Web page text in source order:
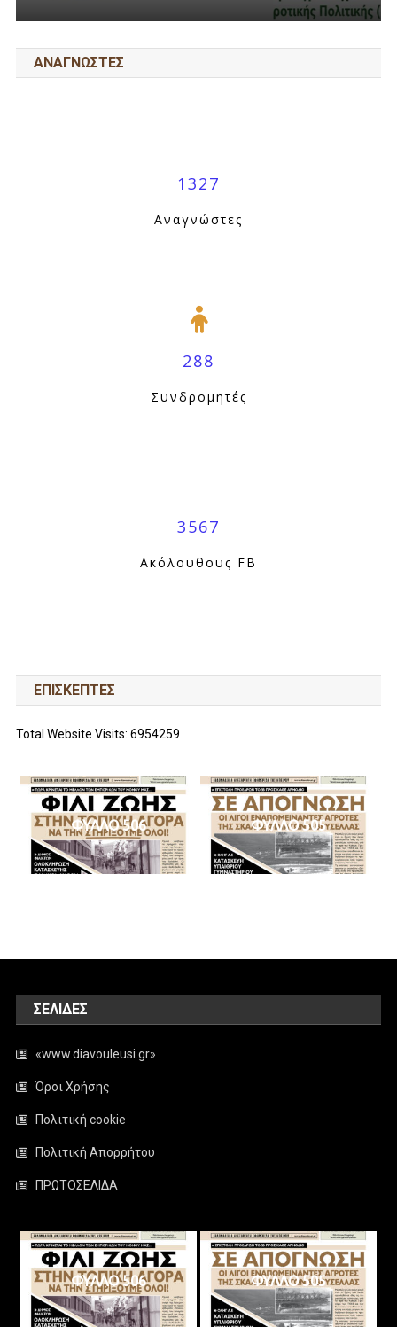
ΑΝΑΓΝΩΣΤΕΣ
1327
Αναγνώστες
288
Συνδρομητές
3567
Ακόλουθους FB
ΕΠΙΣΚΕΠΤΕΣ
Total Website Visits: 6954259
ΦΥΛΛΟ 506 ΦΥΛΛΟ 505
ΣΕΛΊΔΕΣ
«www.diavouleusi.gr»
Όροι Χρήσης
Πολιτική cookie
Πολιτική Απορρήτου
ΠΡΩΤΟΣΕΛΙΔΑ
ΦΥΛΛΟ 506 ΦΥΛΛΟ 505